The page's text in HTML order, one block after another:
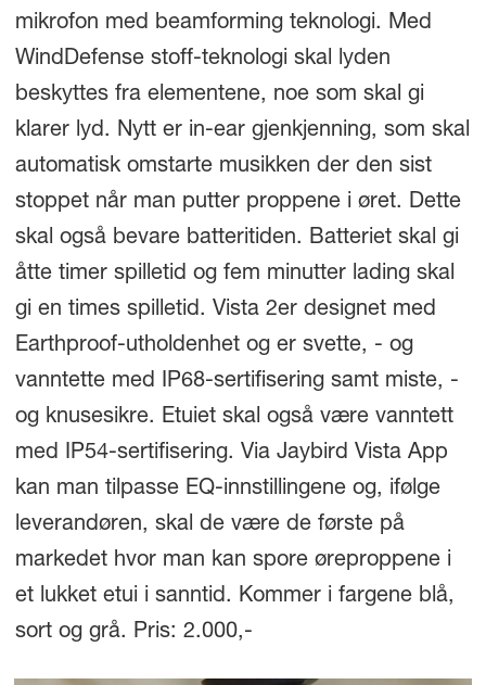
mikrofon med beamforming teknologi. Med
WindDefense stoff-teknologi skal lyden
beskyttes fra elementene, noe som skal gi
klarer lyd. Nytt er in-ear gjenkjenning, som skal
automatisk omstarte musikken der den sist
stoppet når man putter proppene i øret. Dette
skal også bevare batteritiden. Batteriet skal gi
åtte timer spilletid og fem minutter lading skal
gi en times spilletid. Vista 2er designet med
Earthproof-utholdenhet og er svette, - og
vanntette med IP68-sertifisering samt miste, -
og knusesikre. Etuiet skal også være vanntett
med IP54-sertifisering. Via Jaybird Vista App
kan man tilpasse EQ-innstillingene og, ifølge
leverandøren, skal de være de første på
markedet hvor man kan spore øreproppene i
et lukket etui i sanntid. Kommer i fargene blå,
sort og grå. Pris: 2.000,-